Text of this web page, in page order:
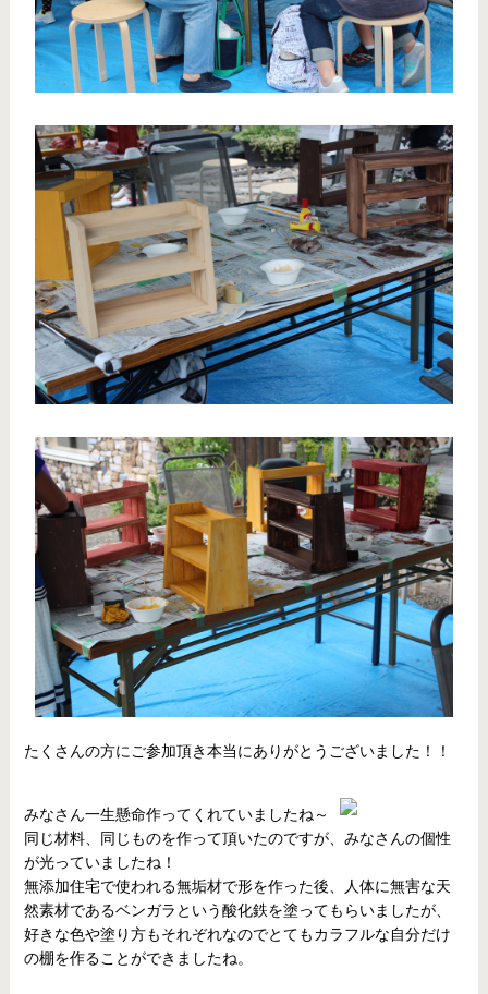
たくさんの方にご参加頂き本当にありがとうございました！！
みなさん一生懸命作ってくれていましたね～
同じ材料、同じものを作って頂いたのですが、みなさんの個性
が光っていましたね！
無添加住宅で使われる無垢材で形を作った後、人体に無害な天
然素材であるベンガラという酸化鉄を塗ってもらいましたが、
好きな色や塗り方もそれぞれなのでとてもカラフルな自分だけ
の棚を作ることができましたね。